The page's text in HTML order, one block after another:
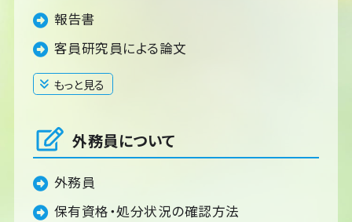
報告書
客員研究員による論文
もっと見る
閉じる
外務員について
外務員
保有資格・処分状況の確認方法